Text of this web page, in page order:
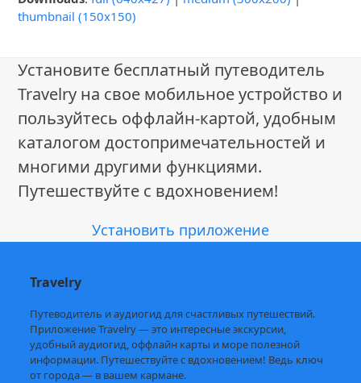
thumbnail (150x150)
Установите бесплатный путеводитель
Travelry на свое мобильное устройство и
пользуйтесь оффлайн-картой, удобным
каталогом достопримечательностей и
многими другими функциями.
Путешествуйте с вдохновением!
Установить приложение
Travelry
Путеводитель и аудиогид для счастливых путешествий.
Приложение Travelry — это интересные экскурсии,
удобный аудиогид, оффлайн карты и море полезной
информации. Путешествуйте с вдохновением! Ведь ключ
от города — в вашем кармане.